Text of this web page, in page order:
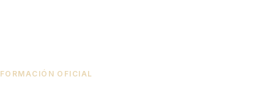
FORMACIÓN OFICIAL